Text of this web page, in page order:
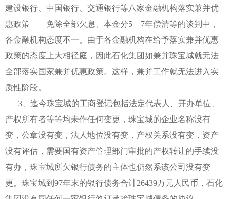
建设银行、中国银行、交通银行等八家金融机构落实兼并优
惠政策——免除全部欠息、本金分5—7年偿清等的谈判中，
各金融机构态度不一。由于各金融机构在给予落实兼并优惠
政策的态度上大相径庭，因此石化集团如兼并珠宝城就无法
全部落实国家兼并优惠政策。这样，兼并工作就无法进入实
质性阶段。
3、迄今珠宝城的工商登记包括法定代表人、开办单位、
产权所有者等等均未作任何变更，珠宝城的企业名称没有
变，公章没有变，法人地位没有变，产权关系没有变，资产
没有评估，需要国有资产管理部门审批的产权转让的手续没
有办，珠宝城所欠银行债务的主体也仍然系该公司没有变
更。珠宝城到97年末的银行债务合计26439万元人民币，石化